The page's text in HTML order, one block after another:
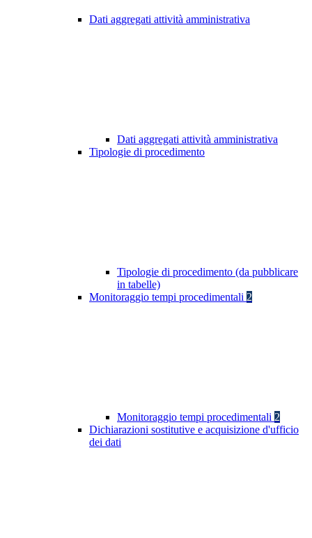
Dati aggregati attività amministrativa
Dati aggregati attività amministrativa
Tipologie di procedimento
Tipologie di procedimento (da pubblicare
in tabelle)
Monitoraggio tempi procedimentali 2
Monitoraggio tempi procedimentali 2
Dichiarazioni sostitutive e acquisizione d'ufficio
dei dati